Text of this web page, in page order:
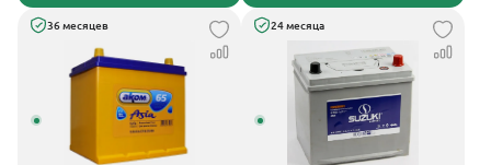
36 месяцев 24 месяца